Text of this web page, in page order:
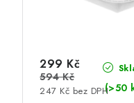
(>50
247 Kč bez DPH
299 Kč
594 Kč